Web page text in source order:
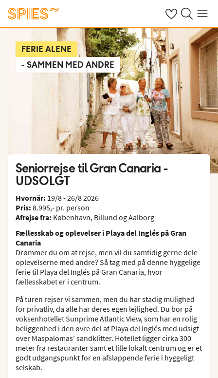
Se dine gemte
Søg påMenu
FERIE ALENE
- SAMMEN MED ANDRE
Seniorrejse til Gran Canaria -
UDSOLGT
Hvornår: 19/8 - 26/8 2026
Pris: 8.995,- pr. person
Afrejse fra: København, Billund og Aalborg
Fællesskab og oplevelser i Playa del Inglés på Gran
Canaria
Drømmer du om at rejse, men vil du samtidig gerne dele
oplevelserne med andre? Så tag med på denne hyggelige
ferie til Playa del Inglés på Gran Canaria, hvor
fællesskabet er i centrum.
På turen rejser vi sammen, men du har stadig mulighed
for privatliv, da alle har deres egen lejlighed. Du bor på
voksenhotellet Sunprime Atlantic View, som har en rolig
beliggenhed i den øvre del af Playa del Inglés med udsigt
over Maspalomas' sandklitter. Hotellet ligger cirka 300
meter fra restauranter samt et lille lokalt centrum og er et
godt udgangspunkt for en afslappende ferie i hyggeligt
selskab.